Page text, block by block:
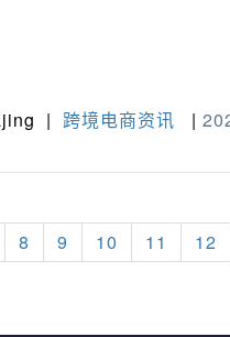
| 跨境电商资讯 |
8 9 10 11 12